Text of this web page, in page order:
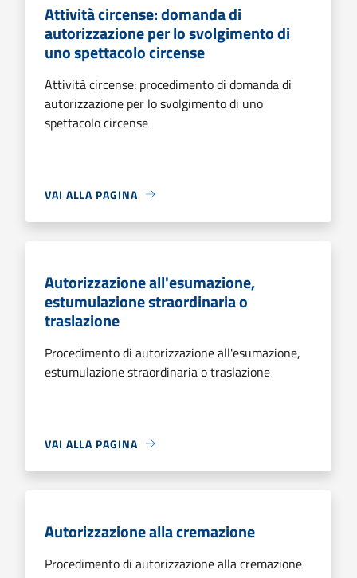
Attività circense: domanda di
autorizzazione per lo svolgimento di
uno spettacolo circense
Attività circense: procedimento di domanda di
autorizzazione per lo svolgimento di uno
spettacolo circense
VAI ALLA PAGINA
Autorizzazione all'esumazione,
estumulazione straordinaria o
traslazione
Procedimento di autorizzazione all'esumazione,
estumulazione straordinaria o traslazione
VAI ALLA PAGINA
Autorizzazione alla cremazione
Procedimento di autorizzazione alla cremazione